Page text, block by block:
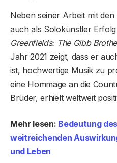
Neben seiner Arbeit mit
auch als Solokünstler
Greenfields: The Gibb
Jahr 2021 zeigt, dass er
ist, hochwertige Musik zu
eine Hommage an die
Brüder, erhielt weltweit
Mehr lesen: Bedeutung
weitreichenden
und Leben